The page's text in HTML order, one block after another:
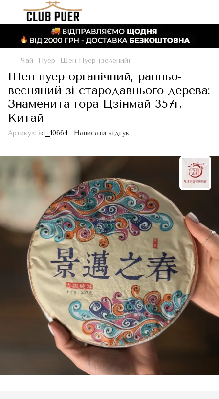
Чай Пуер Шен Пуер (зелений)
Шен пуер органічний, ранньо-
весняний зі стародавнього дерева:
Знаменита гора Цзінмай 357г,
Китай
Артикул: id_10664 Написати відгук